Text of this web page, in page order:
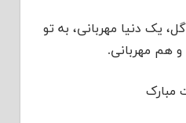
یک دنیا مهربانی، به تو
هم مهربانی.
مبارک